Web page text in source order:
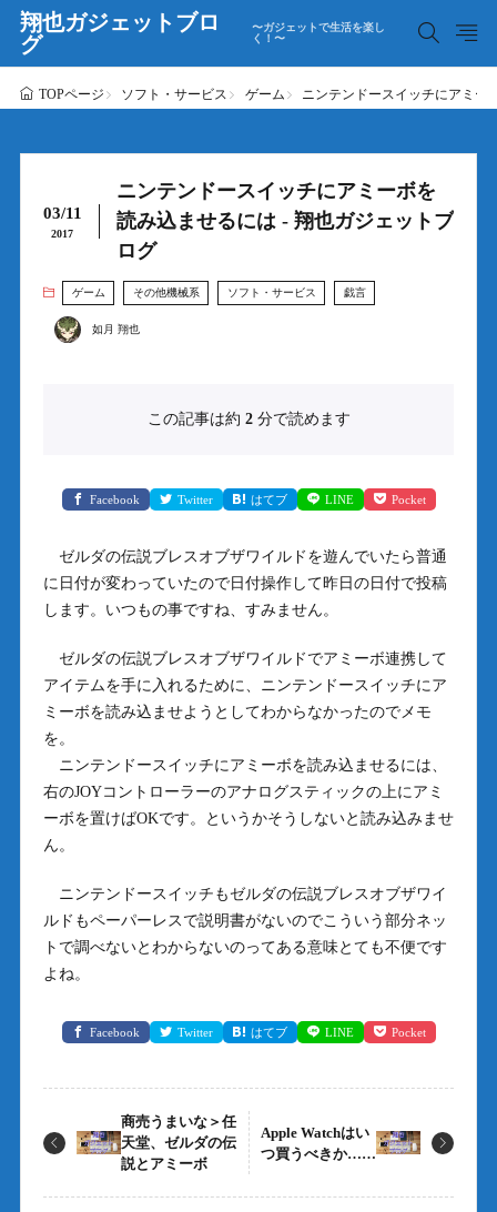
翔也ガジェットブロ
グ
〜ガジェットで生活を楽し
く！〜
TOPページ ソフト・サービス ゲーム ニンテンドースイッチにアミー
03/11
2017
ニンテンドースイッチにアミーボを
読み込ませるには - 翔也ガジェットブ
ログ
ゲーム その他機械系 ソフト・サービス 戯言
如月 翔也
この記事は約 2分で読めます
Facebook Twitter はてブ LINE Pocket
ゼルダの伝説ブレスオブザワイルドを遊んでいたら普通
に日付が変わっていたので日付操作して昨日の日付で投稿
します。いつもの事ですね、すみません。
ゼルダの伝説ブレスオブザワイルドでアミーボ連携して
アイテムを手に入れるために、ニンテンドースイッチにア
ミーボを読み込ませようとしてわからなかったのでメモ
を。
ニンテンドースイッチにアミーボを読み込ませるには、
右のJOYコントローラーのアナログスティックの上にアミ
ーボを置けばOKです。というかそうしないと読み込みませ
ん。
ニンテンドースイッチもゼルダの伝説ブレスオブザワイ
ルドもペーパーレスで説明書がないのでこういう部分ネッ
トで調べないとわからないのってある意味とても不便です
よね。
Facebook Twitter はてブ LINE Pocket
商売うまいな＞任
天堂、ゼルダの伝
説とアミーボ
Apple Watchはい
つ買うべきか……